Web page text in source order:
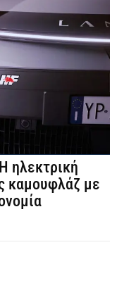
ηλεκτρική
καμουφλάζ με